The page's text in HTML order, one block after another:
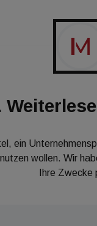
ein
wollen. Wir
Ihre Zwecke